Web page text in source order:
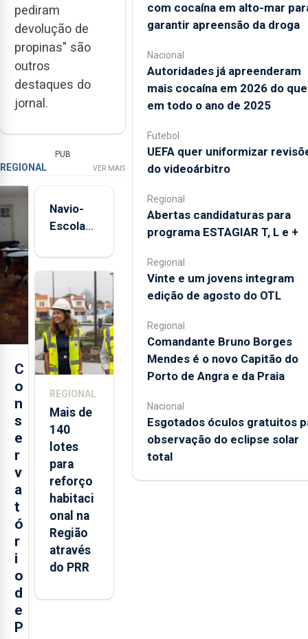
pediram
devolução de
propinas" são
outros
destaques do
jornal.
PUB
REGIONAL VER MAIS
C
o
n
s
e
r
v
a
t
ó
r
i
o
d
e
P
Navio-
Escola
está de
aos
Açores
REGIONAL
Mais de
140
lotes
para
reforço
habitaci
onal na
Região
através
do PRR
com cocaína em alto-mar
garantir apreensão da droga
Nacional
Autoridades já apreenderam
mais cocaína em 2026 do que
em todo o ano de 2025
Futebol
UEFA quer uniformizar
do videoárbitro
Regional
Abertas candidaturas para
programa ESTAGIAR T, L e +
Regional
Vinte e um jovens integram
edição de agosto do OTL
Regional
Comandante Bruno Borges
Mendes é o novo Capitão do
Porto de Angra e da Praia
Nacional
Esgotados óculos gratuitos
observação do eclipse solar
total